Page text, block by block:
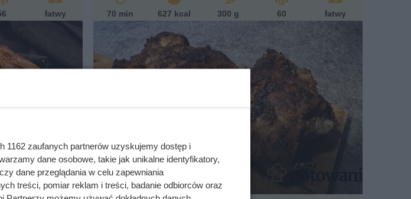
łatwy 70 min 627 kcal 300 g 60 łatwy
Smażone żeberka
1162 zaufanych partnerów uzyskujemy dostęp i
dane osobowe, takie jak unikalne identyfikatory,
dane przeglądania w celu zapewniania
treści, pomiar reklam i treści, badanie odbiorców oraz